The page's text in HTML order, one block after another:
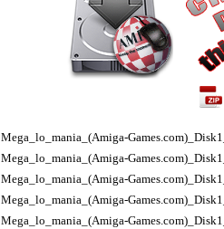
Mega_lo_mania_(Amiga-
Mega_lo_mania_(Amiga-
Mega_lo_mania_(Amiga-
Mega_lo_mania_(Amiga-
Mega_lo_mania_(Amiga-